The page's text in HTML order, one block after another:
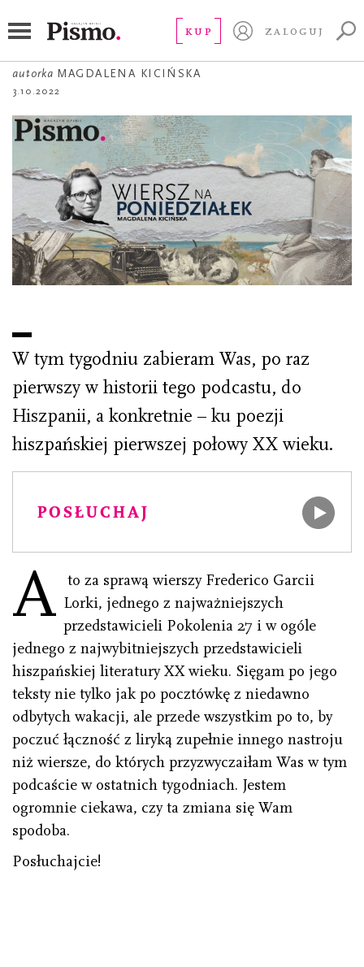
KUP ZALOGUJ
Poema para el lunes
autorka MAGDALENA KICIŃSKA
3.10.2022
W tym tygodniu zabieram Was, po raz
pierwszy w historii tego podcastu, do
Hiszpanii, a konkretnie – ku poezji
hiszpańskiej pierwszej połowy XX wieku.
POSŁUCHAJ
A
to za sprawą wierszy Frederico Garcii
Lorki, jednego z najważniejszych
przedstawicieli Pokolenia 27 i w ogóle
jednego z najwybitniejszych przedstawicieli
hiszpańskiej literatury XX wieku. Sięgam po jego
teksty nie tylko jak po pocztówkę z niedawno
odbytych wakacji, ale przede wszystkim po to, by
poczuć łączność z liryką zupełnie innego nastroju
niż wiersze, do których przyzwyczaiłam Was w tym
podcaście w ostatnich tygodniach. Jestem
ogromnie ciekawa, czy ta zmiana się Wam
spodoba.
Posłuchajcie!